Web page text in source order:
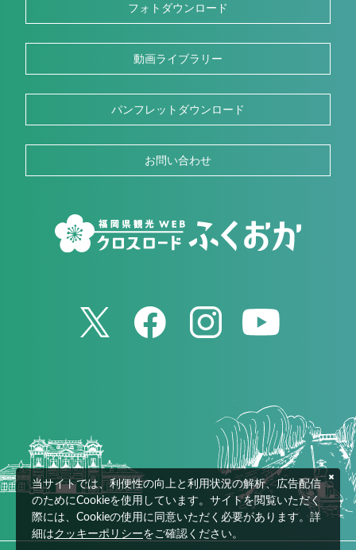
フォトダウンロード
動画ライブラリー
パンフレットダウンロード
お問い合わせ
当サイトでは、利便性の向上と利用状況の解析、広告配信
のためにCookieを使用しています。サイトを閲覧いただく
際には、Cookieの使用に同意いただく必要があります。詳
細はクッキーポリシーをご確認ください。